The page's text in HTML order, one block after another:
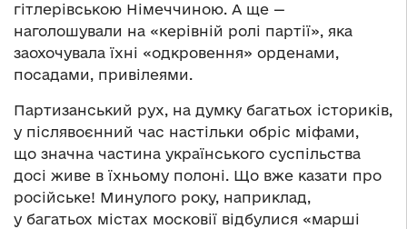
гітлерівською Німеччиною. А ще —
наголошували на «керівній ролі партії», яка
заохочувала їхні «одкровення» орденами,
посадами, привілеями.
Партизанський рух, на думку багатьох істориків,
у післявоєнний час настільки обріс міфами,
що значна частина українського суспільства
досі живе в їхньому полоні. Що вже казати про
російське! Минулого року, наприклад,
у багатьох містах московії відбулися «марші